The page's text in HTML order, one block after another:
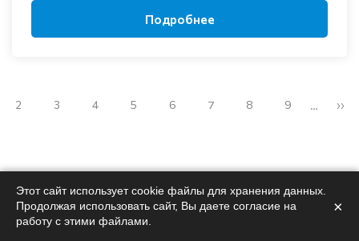
Подробнее
2 3 4 5 6 7 8 9 … ››
Поможемподобрать
Этот сайт использует cookie файлы для хранения данных.
Продолжая использовать сайт, Вы даете согласие на
работу с этими файлами.
×